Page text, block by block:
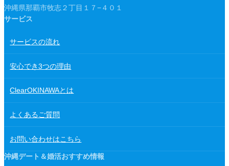
沖縄県那覇市牧志２丁目１７−４０１
サービス
サービスの流れ
安心でき3つの理由
ClearOKINAWAとは
よくあるご質問
お問い合わせはこちら
沖縄デート＆婚活おすすめ情報